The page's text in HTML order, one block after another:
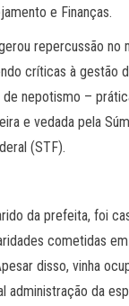
e Finanças.
repercussão no
críticas à gestão
de nepotismo –
e vedada pela
(STF).
da prefeita, foi
cometidas
disso, vinha
administração da